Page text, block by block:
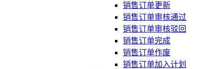
销售订单更新
销售订单审核通过
销售订单审核驳回
销售订单完成
销售订单作废
销售订单加入计划